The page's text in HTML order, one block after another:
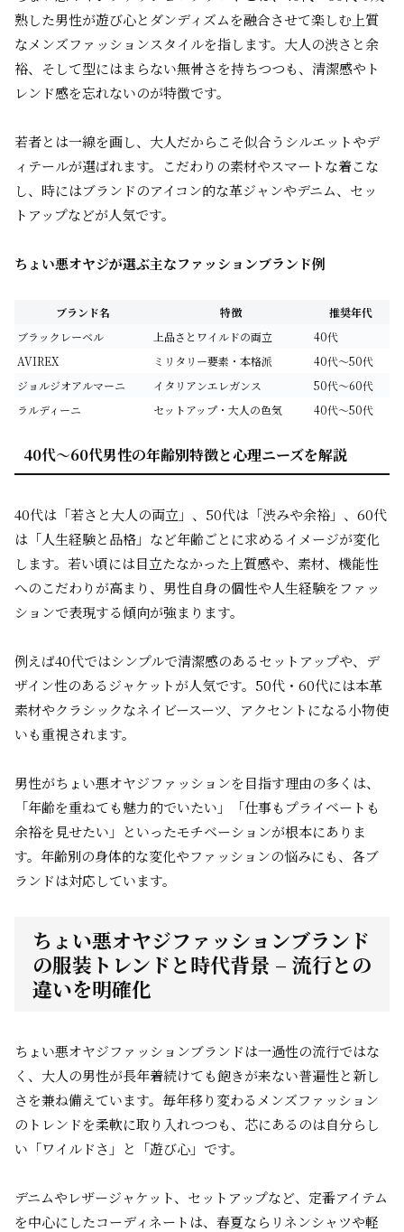
熟した男性が遊び心とダンディズムを融合させて楽しむ上質
なメンズファッションスタイルを指します。大人の渋さと余
裕、そして型にはまらない無骨さを持ちつつも、清潔感やト
レンド感を忘れないのが特徴です。
若者とは一線を画し、大人だからこそ似合うシルエットやデ
ィテールが選ばれます。こだわりの素材やスマートな着こな
し、時にはブランドのアイコン的な革ジャンやデニム、セッ
トアップなどが人気です。
ちょい悪オヤジが選ぶ主なファッションブランド例
ブランド名 特徴
推奨年代
ブラックレーベル
上品さとワイルドの両立
40代
AVIREX
ミリタリー要素・本格派
40代～50代
ジョルジオアルマーニ
イタリアンエレガンス
50代～60代
ラルディーニ
セットアップ・大人の色気 40代～50代
40代～60代男性の年齢別特徴と心理ニーズを解説
40代は「若さと大人の両立」、50代は「渋みや余裕」、60代
は「人生経験と品格」など年齢ごとに求めるイメージが変化
します。若い頃には目立たなかった上質感や、素材、機能性
へのこだわりが高まり、男性自身の個性や人生経験をファッ
ションで表現する傾向が強まります。
例えば40代ではシンプルで清潔感のあるセットアップや、デ
ザイン性のあるジャケットが人気です。50代・60代には本革
素材やクラシックなネイビースーツ、アクセントになる小物使
いも重視されます。
男性がちょい悪オヤジファッションを目指す理由の多くは、
「年齢を重ねても魅力的でいたい」「仕事もプライベートも
余裕を見せたい」といったモチベーションが根本にありま
す。年齢別の身体的な変化やファッションの悩みにも、各ブ
ランドは対応しています。
ちょい悪オヤジファッションブランド
の服装トレンドと時代背景 – 流行との
違いを明確化
ちょい悪オヤジファッションブランドは一過性の流行ではな
く、大人の男性が長年着続けても飽きが来ない普遍性と新し
さを兼ね備えています。毎年移り変わるメンズファッション
のトレンドを柔軟に取り入れつつも、芯にあるのは自分らし
い「ワイルドさ」と「遊び心」です。
デニムやレザージャケット、セットアップなど、定番アイテム
を中心にしたコーディネートは、春夏ならリネンシャツや軽